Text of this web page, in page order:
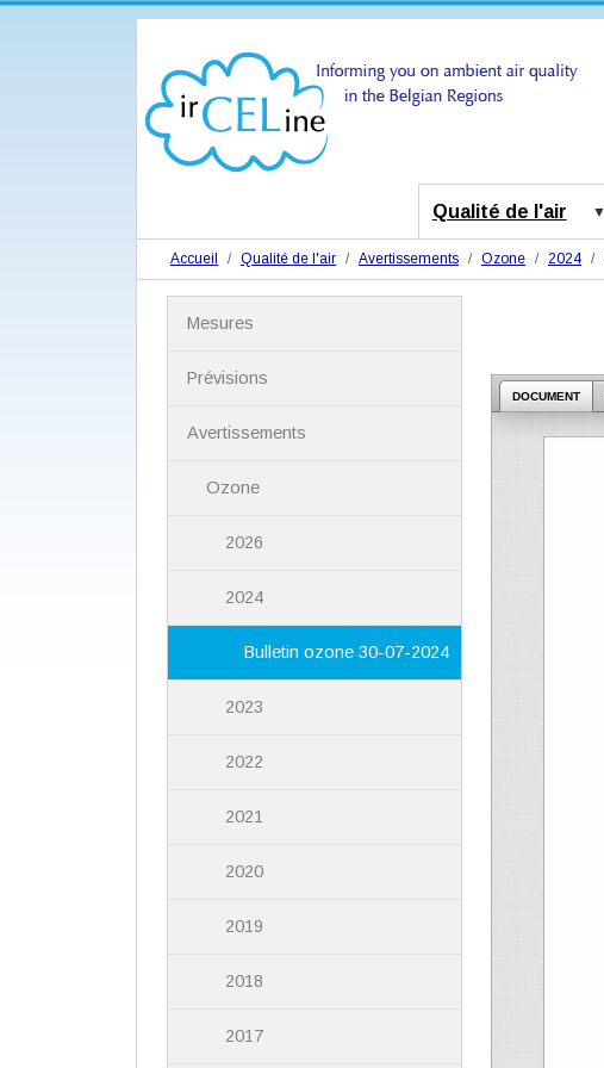
Qualité de l'air
Accueil Qualité de l'air Avertissements Ozone 2024
DOCUMENT
Mesures
Prévisions
Avertissements
Ozone
2026
2024
Bulletin ozone 30-07-2024
2023
2022
2021
2020
2019
2018
2017